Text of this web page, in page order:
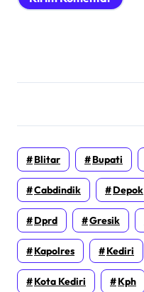
Blitar Bupati
Cabdindik Depok
Dprd Gresik
Kapolres Kediri
Kota Kediri Kph